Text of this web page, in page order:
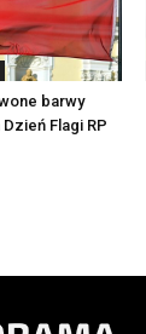
barwy
Flagi RP